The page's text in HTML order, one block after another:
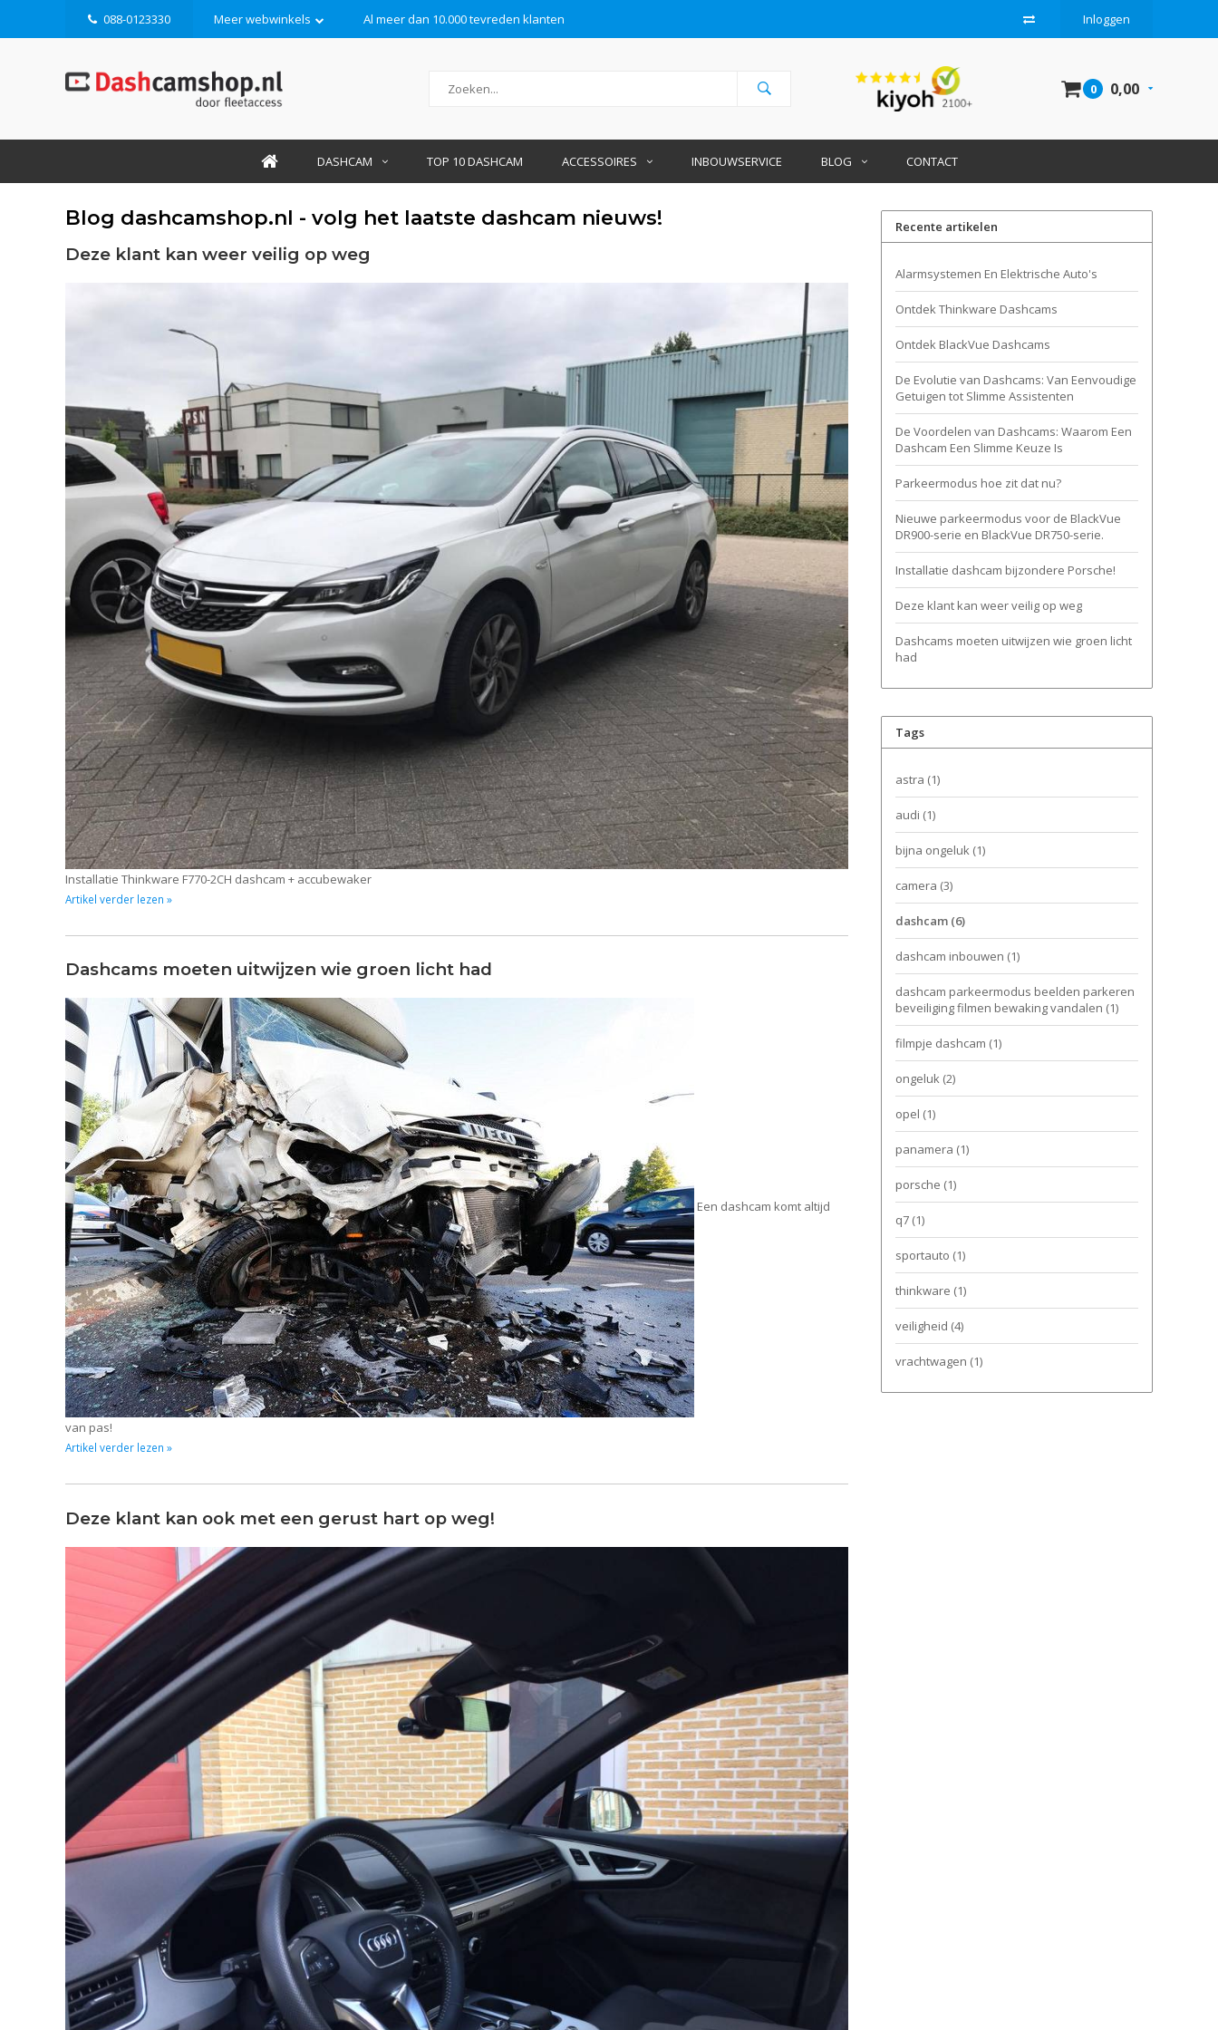
088-0123330 Meer webwinkels Al meer dan 10.000 tevreden klanten Inloggen
0 0,00
DASHCAM TOP 10 DASHCAM ACCESSOIRES INBOUWSERVICE BLOG CONTACT
Blog dashcamshop.nl - volg het laatste dashcam nieuws!
Deze klant kan weer veilig op weg
Installatie Thinkware F770-2CH dashcam + accubewaker
Artikel verder lezen »
Dashcams moeten uitwijzen wie groen licht had
Een dashcam komt altijd
van pas!
Artikel verder lezen »
Deze klant kan ook met een gerust hart op weg!
Recente artikelen
Alarmsystemen En Elektrische Auto's
Ontdek Thinkware Dashcams
Ontdek BlackVue Dashcams
De Evolutie van Dashcams: Van Eenvoudige
Getuigen tot Slimme Assistenten
De Voordelen van Dashcams: Waarom Een
Dashcam Een Slimme Keuze Is
Parkeermodus hoe zit dat nu?
Nieuwe parkeermodus voor de BlackVue
DR900-serie en BlackVue DR750-serie.
Installatie dashcam bijzondere Porsche!
Deze klant kan weer veilig op weg
Dashcams moeten uitwijzen wie groen licht
had
Tags
astra (1)
audi (1)
bijna ongeluk (1)
camera (3)
dashcam (6)
dashcam inbouwen (1)
dashcam parkeermodus beelden parkeren
beveiliging filmen bewaking vandalen (1)
filmpje dashcam (1)
ongeluk (2)
opel (1)
panamera (1)
porsche (1)
q7 (1)
sportauto (1)
thinkware (1)
veiligheid (4)
vrachtwagen (1)